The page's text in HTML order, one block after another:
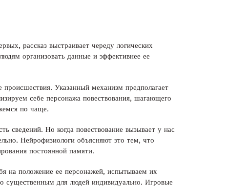
рассказ выстраивает череду логических
организовать данные и эффективнее ее
Указанный механизм предполагает
себе персонажа повествования, шагающего
по чаще.
Но когда повествование вызывает у нас
Нейрофизиологи объясняют это тем, что
постоянной памяти.
положение ее персонажей, испытываем их
существенным для людей индивидуально. Игровые